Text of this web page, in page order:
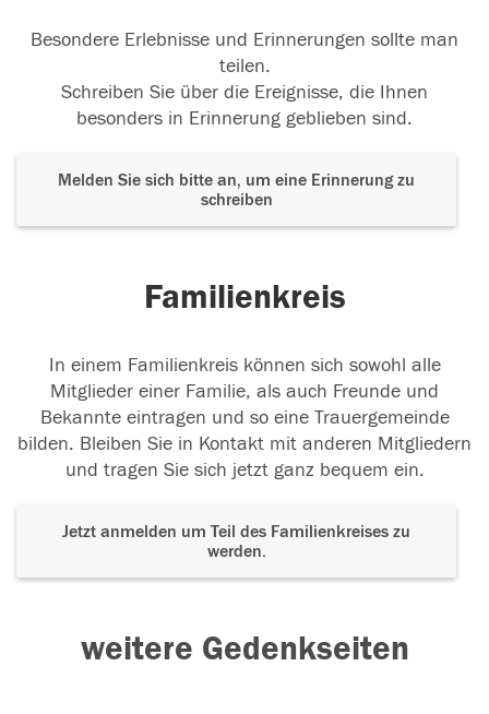
Besondere Erlebnisse und Erinnerungen sollte man
teilen.
Schreiben Sie über die Ereignisse, die Ihnen
besonders in Erinnerung geblieben sind.
Melden Sie sich bitte an, um eine Erinnerung zu
schreiben
Familienkreis
In einem Familienkreis können sich sowohl alle
Mitglieder einer Familie, als auch Freunde und
Bekannte eintragen und so eine Trauergemeinde
bilden. Bleiben Sie in Kontakt mit anderen Mitgliedern
und tragen Sie sich jetzt ganz bequem ein.
Jetzt anmelden um Teil des Familienkreises zu
werden.
weitere Gedenkseiten